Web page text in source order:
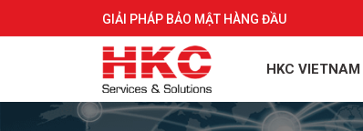
GIẢI PHÁP BẢO MẬT HÀNG ĐẦU
HKC VIETNAM